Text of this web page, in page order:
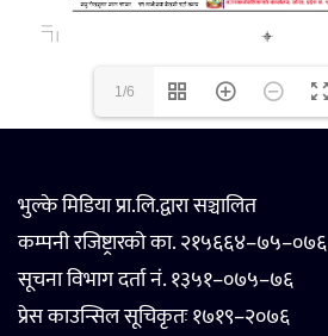
1/6
भुल्के मिडिया प्रा.लि.द्वारा सञ्चालित
कम्पनी रजिष्ट्रारको का. २१५६६४–७५–०७६
सूचना विभाग दर्ता नं. १३५१–०७५–७६
प्रेस काउन्सिल सूचिकृतः १७१९–२०७६